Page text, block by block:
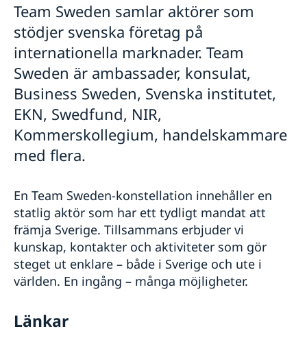
Sektionen för Administrativa och konsulära frågor
Sektionen för Bilateralt utvecklingssamarbete med
Etiopien
Sektionen för Migration
Sektionen för politik, multilaterala frågor, främjande
och offentlig diplomati
Sektionen för Regionalt utvecklingssamarbete
Praktiktjänstgöring på ambassaden
GDPR
Vi är en resurs för svenska företag
Team Sweden
Så kan du få stöd
Svenska företag i Etiopien
Anmäl handelshinder
Aktuellt
Nyheter
Resa med minderåriga till Etiopien
Val 2026
80-årsjubileum
Team Sweden samlar aktörer som
stödjer svenska företag på
internationella marknader. Team
Sweden är ambassader, konsulat,
Business Sweden, Svenska institutet,
EKN, Swedfund, NIR,
Kommerskollegium, handelskammare
med flera.
En Team Sweden-konstellation innehåller en
statlig aktör som har ett tydligt mandat att
främja Sverige. Tillsammans erbjuder vi
kunskap, kontakter och aktiviteter som gör
steget ut enklare – både i Sverige och ute i
världen. En ingång – många möjligheter.
Länkar